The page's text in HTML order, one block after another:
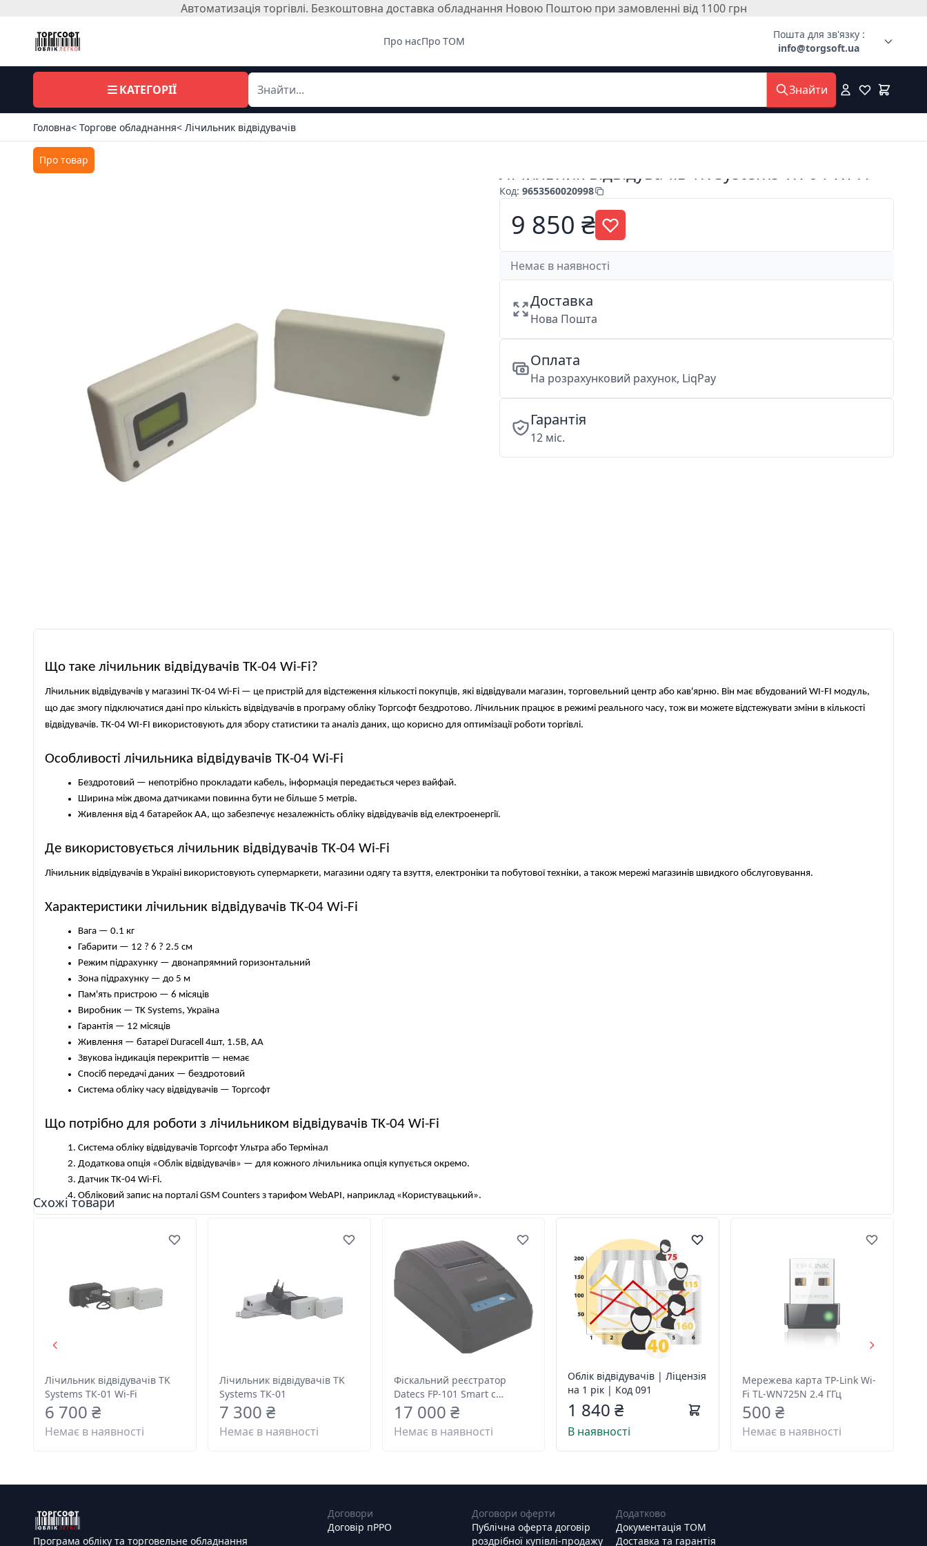
Автоматизація торгівлі. Безкоштовна доставка обладнання Новою Поштою при замовленні від 1100 грн
Про насПро ТОМ
Пошта для зв'язку :
info@torgsoft.ua
КАТЕГОРІЇ Знайти
Головна< Торгове обладнання< Лічильник відвідувачів
Про товар
Лічильник відвідувачів TK Systems ТК-04 Wi-Fi
Код:9653560020998
9 850 ₴
Немає в наявності
Доставка
Нова Пошта
Оплата
На розрахунковий рахунок, LiqPay
Гарантія
12 міс.
Що таке лічильник відвідувачів TK-04 Wi-Fi?
Лічильник відвідувачів у магазині TK-04 Wi-Fi — це пристрій для відстеження кількості покупців, які відвідували магазин, торговельний центр або кав'ярню. Він має вбудований WI-FI модуль,
що дає змогу підключатися дані про кількість відвідувачів в програму обліку Торгсофт бездротово. Лічильник працює в режимі реального часу, тож ви можете відстежувати зміни в кількості
відвідувачів. ТК-04 WI-FI використовують для збору статистики та аналіз даних, що корисно для оптимізації роботи торгівлі.
Особливості лічильника відвідувачів TK-04 Wi-Fi
Бездротовий — непотрібно прокладати кабель, інформація передається через вайфай.
Ширина між двома датчиками повинна бути не більше 5 метрів.
Живлення від 4 батарейок АА, що забезпечує незалежність обліку відвідувачів від електроенергії.
Де використовується лічильник відвідувачів TK-04 Wi-Fi
Лічильник відвідувачів в Україні використовують супермаркети, магазини одягу та взуття, електроніки та побутової техніки, а також мережі магазинів швидкого обслуговування.
Характеристики лічильник відвідувачів TK-04 Wi-Fi
Вага — 0.1 кг
Габарити — 12 ? 6 ? 2.5 см
Режим підрахунку — двонапрямний горизонтальний
Зона підрахунку — до 5 м
Пам'ять пристрою — 6 місяців
Виробник — TK Systems, Україна
Гарантія — 12 місяців
Живлення — батареї Duracell 4шт, 1.5В, АА
Звукова індикація перекриттів — немає
Спосіб передачі даних — бездротовий
Система обліку часу відвідувачів — Торгсофт
Що потрібно для роботи з лічильником відвідувачів TK-04 Wi-Fi
Система обліку відвідувачів Торгсофт Ультра або Термінал
Додаткова опція «Облік відвідувачів» — для кожного лічильника опція купується окремо.
Датчик TK-04 Wi-Fi.
Обліковий запис на порталі GSM Counters з тарифом WebAPI, наприклад «Користувацький».
Схожі товари
Лічильник відвідувачів TK
Systems ТК-01 Wi-Fi
6 700 ₴
Немає в наявності
Лічильник відвідувачів TK
Systems ТК-01
7 300 ₴
Немає в наявності
Фіскальний реєстратор
Datecs FP-101 Smart с
индикатором DPD-204 и WIFI
17 000 ₴
Немає в наявності
Облік відвідувачів | Ліцензія
на 1 рік | Код 091
1 840 ₴
В наявності
Мережева карта TP-Link Wi-
Fi TL-WN725N 2.4 ГГц
500 ₴
Немає в наявності
Програма обліку та торговельне обладнання
Договори
Договір пРРО
Договори оферти
Публічна оферта договір
роздрібної купівлі-продажу
Додатково
Документація ТОМ
Доставка та гарантія